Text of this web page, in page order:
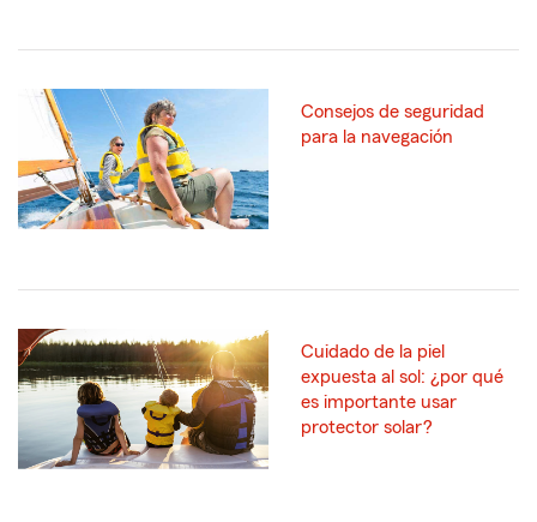
Consejos de seguridad
para la navegación
Cuidado de la piel
expuesta al sol: ¿por qué
es importante usar
protector solar?